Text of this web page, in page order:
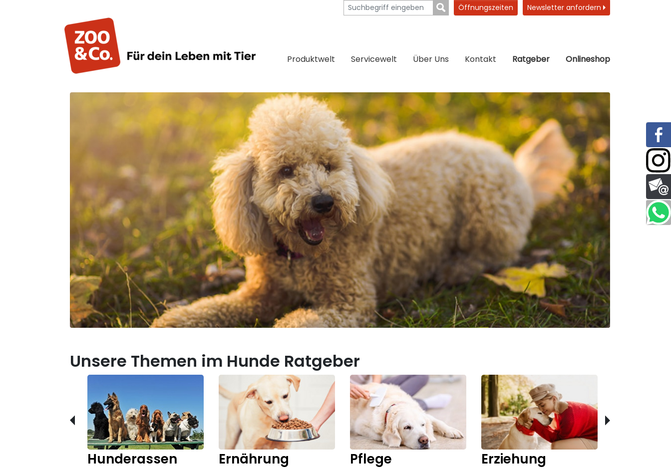
Öffnungszeiten Newsletter anfordern
Produktwelt Servicewelt Über Uns Kontakt Ratgeber Onlineshop
Unsere Themen im Hunde Ratgeber
Hunderassen Ernährung Pflege Erziehung